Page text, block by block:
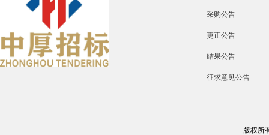
采购公告
更正公告
结果公告
征求意见公告
版权所